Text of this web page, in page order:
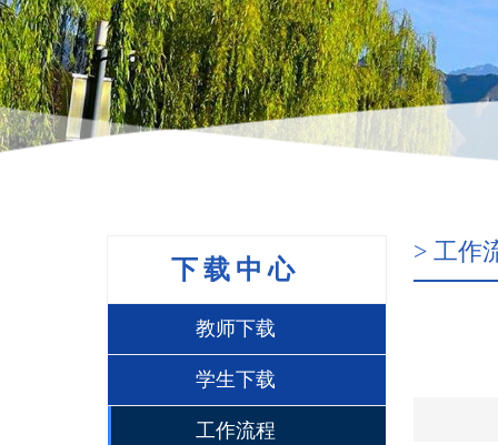
下载中心
教师下载
学生下载
工作流程
> 工作